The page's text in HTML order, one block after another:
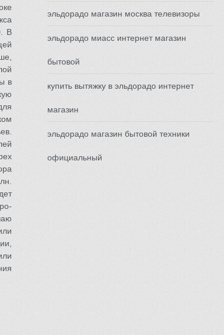
В
в
эльдорадо магазин москва телевизоры
эльдорадо миасс интернет магазин
бытовой
купить вытяжку в эльдорадо интернет
магазин
эльдорадо магазин бытовой техники
официальный